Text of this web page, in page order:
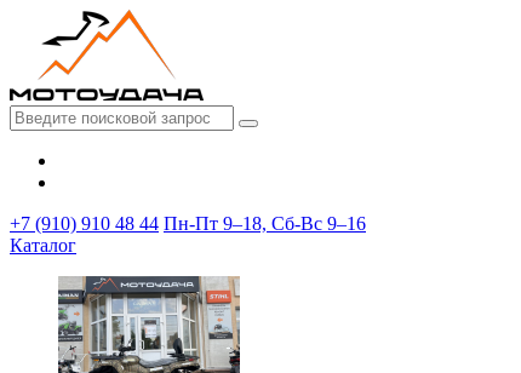
+7 (910) 910 48 44 Пн-Пт 9–18, Сб-Вс 9–16
Каталог